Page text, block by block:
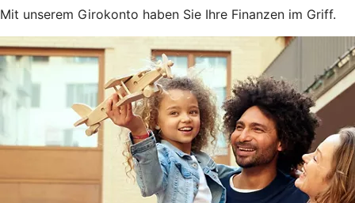
Mit unserem Girokonto haben Sie Ihre Finanzen im Griff.